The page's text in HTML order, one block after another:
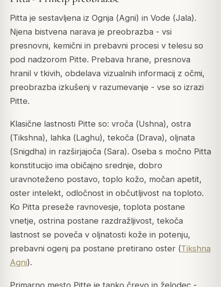
Pitta je sestavljena iz Ognja (Agni) in Vode (Jala).
Njena bistvena narava je preobrazba - vsi
presnovni, kemični in prebavni procesi v telesu so
pod nadzorom Pitte. Prebava hrane, presnova
hranil v tkivih, obdelava vizualnih informacij z očmi,
preobrazba izkušenj v razumevanje - vse so izrazi
Pitte.
Klasične lastnosti Pitte so: vroča (Ushna), ostra
(Tikshna), lahka (Laghu), tekoča (Drava), oljnata
(Snigdha) in razširjajoča (Sara). Oseba s močno Pitta
konstitucijo ima običajno srednje, dobro
uravnoteženo postavo, toplo kožo, močan apetit,
oster intelekt, odločnost in občutljivost na toploto.
Ko Pitta preseže ravnovesje, toplota postane
vnetje, ostrina postane razdražljivost, tekoča
lastnost se poveča v oljnatosti kože in potenju,
prebavni ogenj pa postane pretirano oster (Tikshna
Agni).
Primarno mesto Pitte je tanko črevo in želodec -